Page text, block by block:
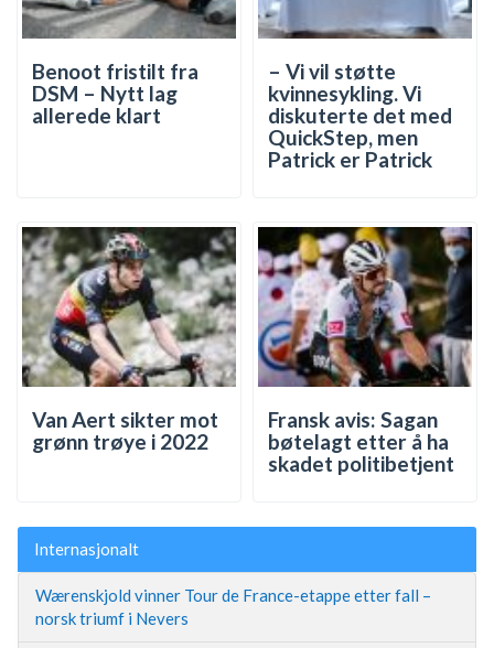
Benoot fristilt fra
DSM – Nytt lag
allerede klart
– Vi vil støtte
kvinnesykling. Vi
diskuterte det med
QuickStep, men
Patrick er Patrick
Van Aert sikter mot
grønn trøye i 2022
Fransk avis: Sagan
bøtelagt etter å ha
skadet politibetjent
Internasjonalt
Wærenskjold vinner Tour de France-etappe etter fall –
norsk triumf i Nevers